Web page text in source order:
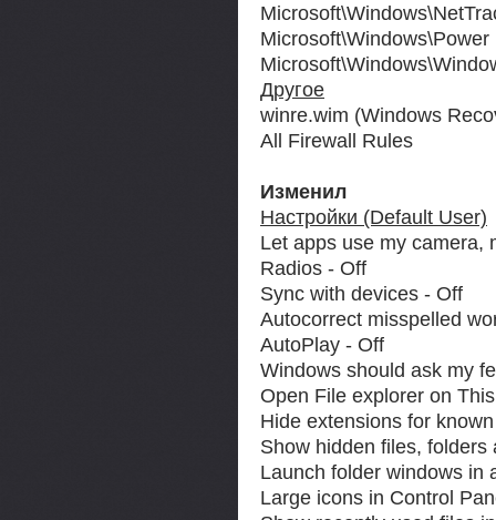
Другое
winre.wim (Windows
All Firewall Rules
Изменил
Настройки (Default User)
Let apps use my camera,
Radios - Off
Sync with devices - Off
Autocorrect misspelled
AutoPlay - Off
Windows should ask my
Open File explorer on
Hide extensions for
Show hidden files, folders
Launch folder windows in
Large icons in Control